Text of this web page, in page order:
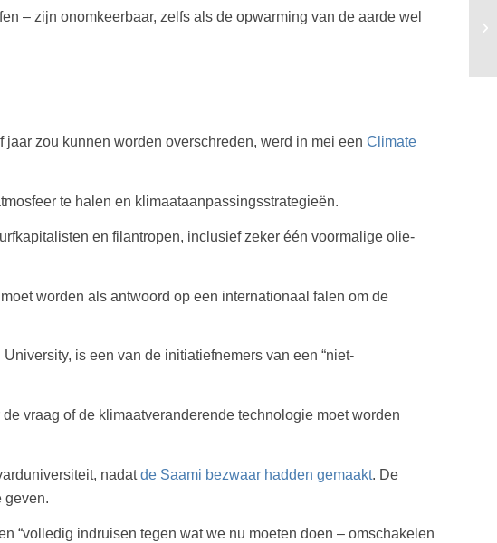
– zijn onomkeerbaar, zelfs als de opwarming van de aarde wel
zou kunnen worden overschreden, werd in mei een Climate
te halen en klimaataanpassingsstrategieën.
en filantropen, inclusief zeker één voormalige olie-
worden als antwoord op een internationaal falen om de
is een van de initiatiefnemers van een “niet-
vraag of de klimaatveranderende technologie moet worden
nadatde Saami bezwaar hadden gemaakt. De
geven.
“volledig indruisen tegen wat we nu moeten doen – omschakelen